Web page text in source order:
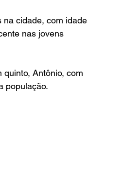
na cidade, com idade
nas jovens
quinto, Antônio, com
população.